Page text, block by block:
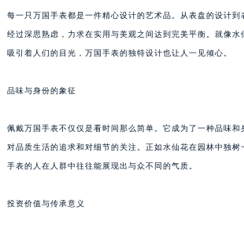
每一只万国手表都是一件精心设计的艺术品。从表盘的设计到
经过深思熟虑，力求在实用与美观之间达到完美平衡。就像水
吸引着人们的目光，万国手表的独特设计也让人一见倾心。
品味与身份的象征
佩戴万国手表不仅仅是看时间那么简单。它成为了一种品味和
对品质生活的追求和对细节的关注。正如水仙花在园林中独树
手表的人在人群中往往能展现出与众不同的气质。
投资价值与传承意义